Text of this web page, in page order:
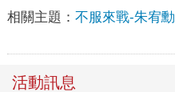
相關主題： 不服來戰-朱宥勳
活動訊息